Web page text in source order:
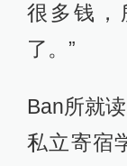
很多钱，
了。”
Ban所就
私立寄宿